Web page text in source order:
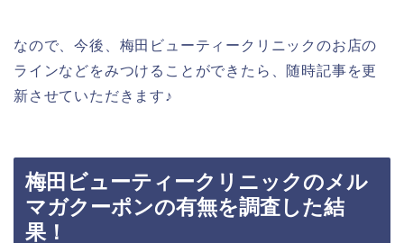
なので、今後、梅田ビューティークリニックのお店の
ラインなどをみつけることができたら、随時記事を更
新させていただきます♪
梅田ビューティークリニックのメル
マガクーポンの有無を調査した結
果！